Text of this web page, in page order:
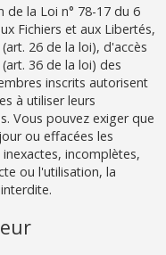
de la Loi n° 78-17 du 6
Fichiers et aux Libertés,
26 de la loi), d'accès
36 de la loi) des
inscrits autorisent
à utiliser leurs
Vous pouvez exiger que
ou effacées les
incomplètes,
ou l'utilisation, la